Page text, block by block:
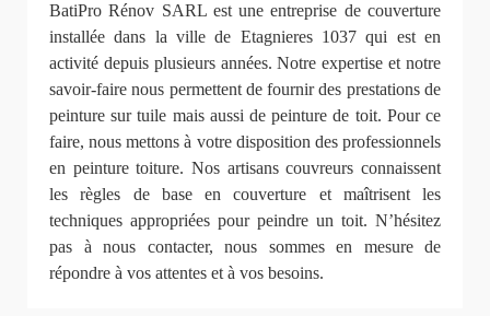
BatiPro Rénov SARL est une entreprise de couverture
installée dans la ville de Etagnieres 1037 qui est en
activité depuis plusieurs années. Notre expertise et notre
savoir-faire nous permettent de fournir des prestations de
peinture sur tuile mais aussi de peinture de toit. Pour ce
faire, nous mettons à votre disposition des professionnels
en peinture toiture. Nos artisans couvreurs connaissent
les règles de base en couverture et maîtrisent les
techniques appropriées pour peindre un toit. N’hésitez
pas à nous contacter, nous sommes en mesure de
répondre à vos attentes et à vos besoins.